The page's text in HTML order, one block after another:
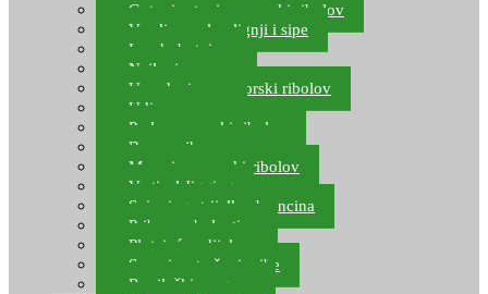
Gotovi setovi za morski ribolov
Varalice za lov lignji i sipe
Lov hobotnice
Najloni za more
Upredenice za morski ribolov
Udice za more
Perle za morski ribolov
Brum prihrana za more
Mamci za morski ribolov
Vertical Jigging
Spinning strijelke, brancina
Pribor za bolentino
Plutajuća odijela
Sonari za traženje ribe
Ronilački program